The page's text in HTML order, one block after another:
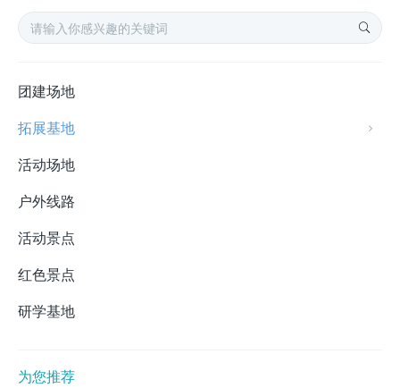
团建场地
拓展基地
活动场地
户外线路
活动景点
红色景点
研学基地
为您推荐